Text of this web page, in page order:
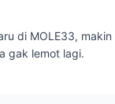
di MOLE33, makin
gak lemot lagi.